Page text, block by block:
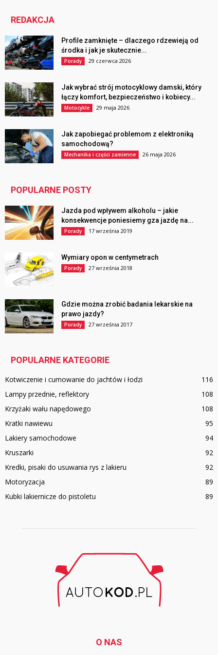
REDAKCJA
Profile zamknięte – dlaczego rdzewieją od
środka i jak je skutecznie...
Porady 29 czerwca 2026
Jak wybrać strój motocyklowy damski, który
łączy komfort, bezpieczeństwo i kobiecy...
Motocykle 29 maja 2026
Jak zapobiegać problemom z elektroniką
samochodową?
Mechanika i części zamienne 26 maja 2026
POPULARNE POSTY
Jazda pod wpływem alkoholu – jakie
konsekwencje poniesiemy gza jazdę na...
Porady 17 września 2019
Wymiary opon w centymetrach
Porady 27 września 2018
Gdzie można zrobić badania lekarskie na
prawo jazdy?
Porady 27 września 2017
POPULARNE KATEGORIE
Kotwiczenie i cumowanie do jachtów i łodzi
116
Lampy przednie, reflektory
108
Krzyżaki wału napędowego
108
Kratki nawiewu
95
Lakiery samochodowe
94
Kruszarki
92
Kredki, pisaki do usuwania rys z lakieru
92
Motoryzacja
89
Kubki lakiernicze do pistoletu
89
O NAS